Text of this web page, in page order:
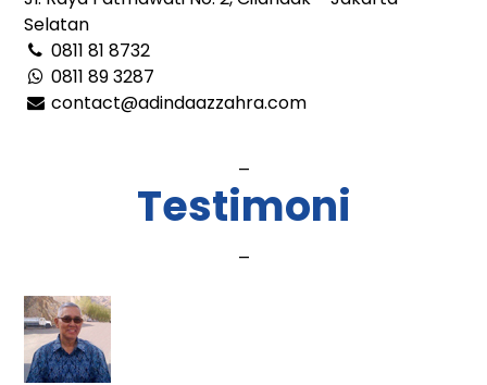
Selatan
0811 81 8732
0811 89 3287
contact@adindaazzahra.com
Testimoni